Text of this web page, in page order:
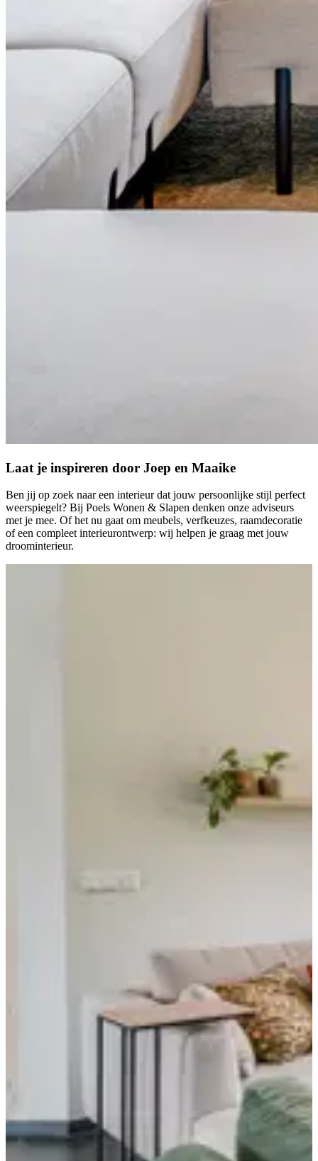
Laat je inspireren door Joep en Maaike
Ben jij op zoek naar een interieur dat jouw persoonlijke stijl perfect
weerspiegelt? Bij Poels Wonen & Slapen denken onze adviseurs
met je mee. Of het nu gaat om meubels, verfkeuzes, raamdecoratie
of een compleet interieurontwerp: wij helpen je graag met jouw
droominterieur.